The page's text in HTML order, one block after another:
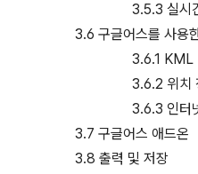
3.5.3 실시
3.6 구글어스를 사용
3.6.1 KML
3.6.2 위치
3.6.3 인터
3.7 구글어스 애드온
3.8 출력 및 저장